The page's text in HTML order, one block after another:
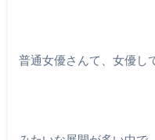
普通女優さんて、女優し